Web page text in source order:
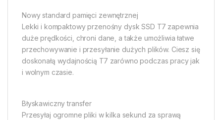
Nowy standard pamięci zewnętrznej
Lekki i kompaktowy przenośny dysk SSD T7 zapewnia
duże prędkości, chroni dane, a także umożliwia łatwe
przechowywanie i przesyłanie dużych plików. Ciesz się
doskonałą wydajnością T7 zarówno podczas pracy jak
i wolnym czasie.
Błyskawiczny transfer
Przesyłaj ogromne pliki w kilka sekund za sprawą